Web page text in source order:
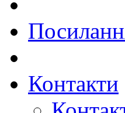
Контакти